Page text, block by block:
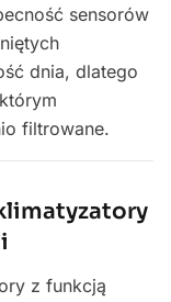
sensorów
dnia, dlatego
filtrowane.
z funkcją